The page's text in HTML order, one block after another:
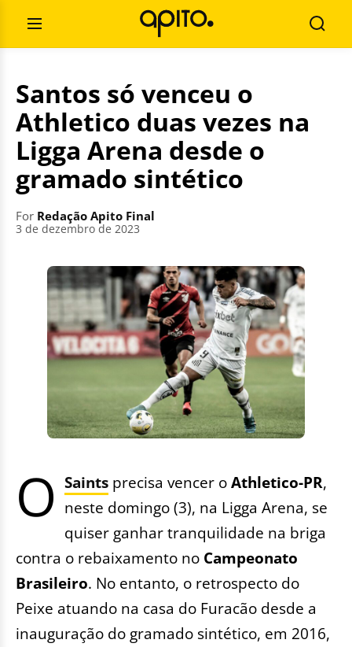
contentOpen
Menu
for:
Santos só venceu o
Athletico duas vezes na
Ligga Arena desde o
gramado sintético
For Redação Apito Final
3 de dezembro de 2023
O Saints precisa vencer oAthletico-PR,
neste domingo (3), na Ligga Arena, se
quiser ganhar tranquilidade na briga
contra o rebaixamento no Campeonato
Brasileiro. No entanto, o retrospecto do
Peixe atuando na casa do Furacão desde a
inauguração do gramado sintético, em 2016,